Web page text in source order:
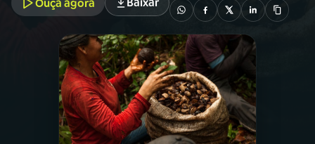
PROGRAMAÇÃO
PROGRAMAS
PODCASTS